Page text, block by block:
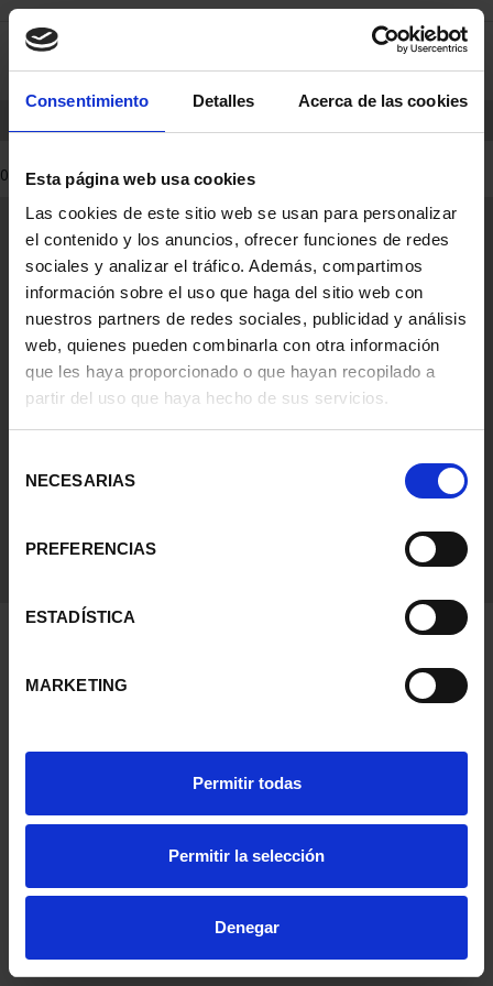
Consentimiento Detalles Acerca de las cookies
Esta página web usa cookies
Las cookies de este sitio web se usan para personalizar
el contenido y los anuncios, ofrecer funciones de redes
sociales y analizar el tráfico. Además, compartimos
información sobre el uso que haga del sitio web con
nuestros partners de redes sociales, publicidad y análisis
web, quienes pueden combinarla con otra información
que les haya proporcionado o que hayan recopilado a
partir del uso que haya hecho de sus servicios.
NECESARIAS
PREFERENCIAS
ESTADÍSTICA
MARKETING
Permitir todas
Permitir la selección
Denegar
saltar
contenido
Saltar
men
0
0 Productos encontrados
Información General
Contacto
Preguntas Frequentes (FAQs)
Aviso Legal
Condiciones Legales